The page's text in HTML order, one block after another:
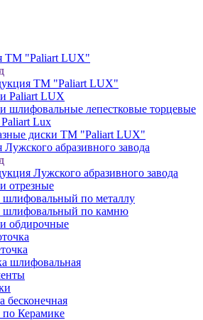
ТМ "Paliart LUX"
ТМ "Paliart LUX"
Paliart LUX
шлифовальные лепестковые торцевые
Lux
диски ТМ "Paliart LUX"
абразивного завода
Лужского абразивного завода
отрезные
шлифовальный по металлу
шлифовальный по камню
обдирочные
шлифовальная
бесконечная
по Керамике